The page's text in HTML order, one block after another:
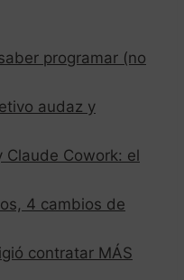
programar (no
audaz y
Cowork: el
4 cambios de
contratar MÁS